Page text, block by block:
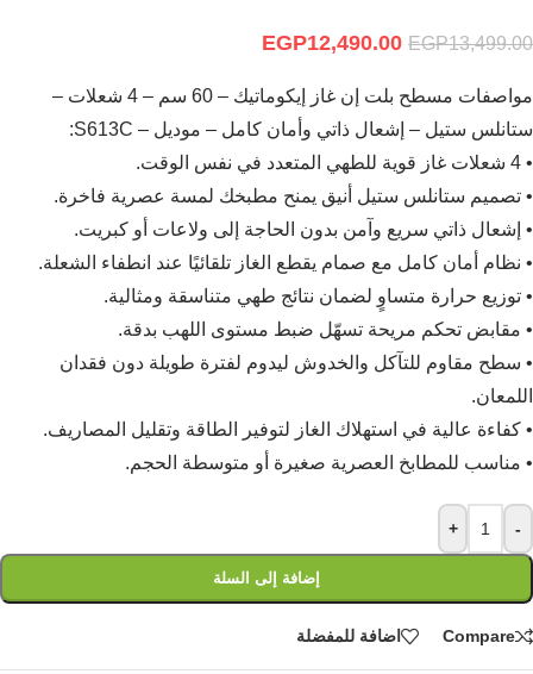
EGP13,499.00
EGP12,490.00
مواصفات مسطح بلت إن غاز إيكوماتيك – 60 سم – 4 شعلات –
ستانلس ستيل – إشعال ذاتي وأمان كامل – موديل – S613C:
• 4 شعلات غاز قوية للطهي المتعدد في نفس الوقت.
• تصميم ستانلس ستيل أنيق يمنح مطبخك لمسة عصرية فاخرة.
• إشعال ذاتي سريع وآمن بدون الحاجة إلى ولاعات أو كبريت.
• نظام أمان كامل مع صمام يقطع الغاز تلقائيًا عند انطفاء الشعلة.
• توزيع حرارة متساوٍ لضمان نتائج طهي متناسقة ومثالية.
• مقابض تحكم مريحة تسهّل ضبط مستوى اللهب بدقة.
• سطح مقاوم للتآكل والخدوش ليدوم لفترة طويلة دون فقدان
اللمعان.
• كفاءة عالية في استهلاك الغاز لتوفير الطاقة وتقليل المصاريف.
• مناسب للمطابخ العصرية صغيرة أو متوسطة الحجم.
-
+
إضافة إلى السلة
Compare اضافة للمفضلة